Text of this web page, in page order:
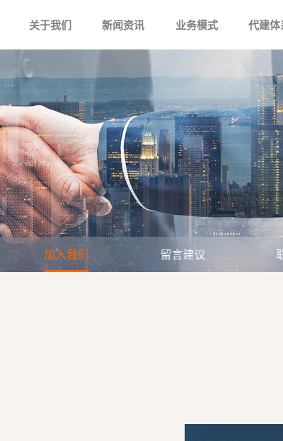
关于我们 新闻资讯 业务模式 代建
加入我们 留言建议